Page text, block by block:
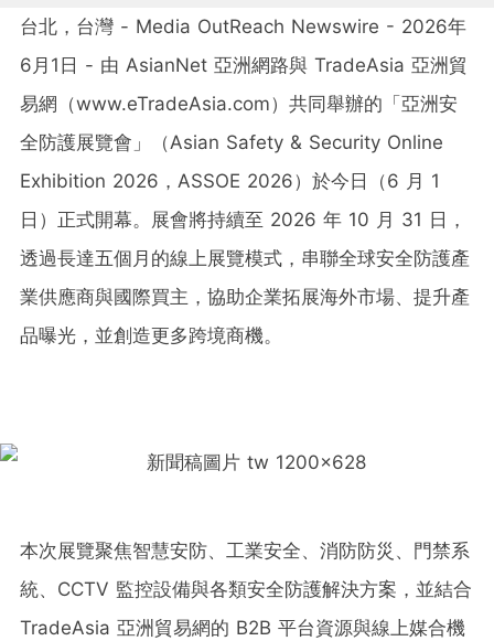
台北，台灣 - Media OutReach Newswire - 2026年
6月1日 - 由 AsianNet 亞洲網路與 TradeAsia 亞洲貿
易網（www.eTradeAsia.com）共同舉辦的「亞洲安
全防護展覽會」（Asian Safety & Security Online
Exhibition 2026，ASSOE 2026）於今日（6 月 1
日）正式開幕。展會將持續至 2026 年 10 月 31 日，
透過長達五個月的線上展覽模式，串聯全球安全防護產
業供應商與國際買主，協助企業拓展海外市場、提升產
品曝光，並創造更多跨境商機。
本次展覽聚焦智慧安防、工業安全、消防防災、門禁系
統、CCTV 監控設備與各類安全防護解決方案，並結合
TradeAsia 亞洲貿易網的 B2B 平台資源與線上媒合機